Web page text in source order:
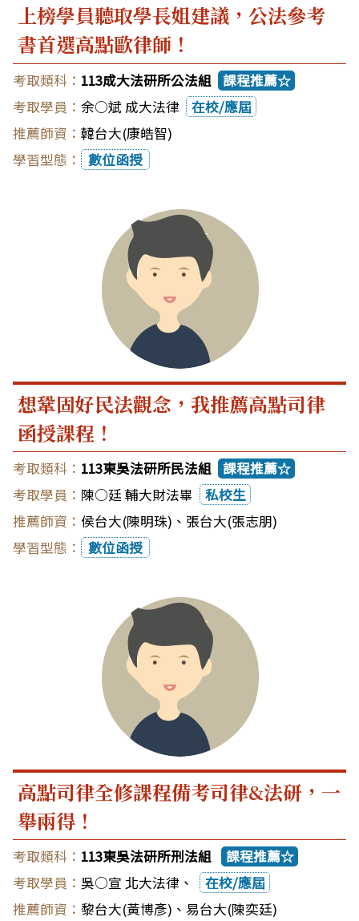
上榜學員聽取學長姐建議，公法參考
書首選高點歐律師！
113成大法研所公法組 課程推薦☆
余○斌 成大法律
在校/應屆
韓台大(康皓智)
數位函授
想鞏固好民法觀念，我推薦高點司律
函授課程！
113東吳法研所民法組 課程推薦☆
陳○廷 輔大財法畢
私校生
侯台大(陳明珠) 、 張台大(張志朋)
數位函授
高點司律全修課程備考司律&法研，一
舉兩得！
113東吳法研所刑法組
課程推薦☆
吳○宣 北大法律、
在校/應屆
黎台大(黃博彥) 、 易台大(陳奕廷)